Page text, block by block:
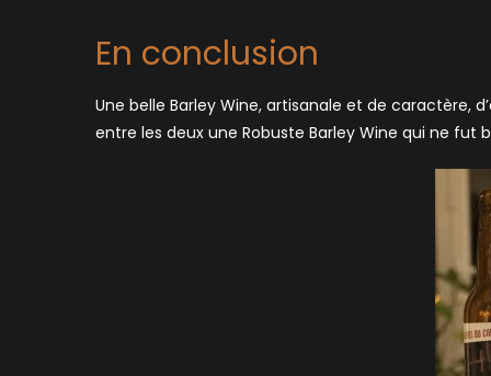
En conclusion
Une belle Barley Wine, artisanale et de caractère,
entre les deux une Robuste Barley Wine qui ne fut